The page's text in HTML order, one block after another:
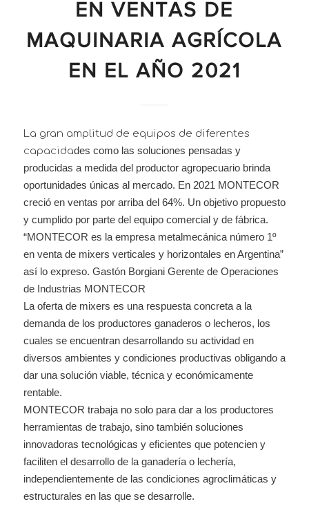
EN VENTAS DE
MAQUINARIA AGRÍCOLA
EN EL AÑO 2021
La gran amplitud de equipos de diferentes
capacidades como las soluciones pensadas y
producidas a medida del productor agropecuario brinda
oportunidades únicas al mercado. En 2021 MONTECOR
creció en ventas por arriba del 64%. Un objetivo propuesto
y cumplido por parte del equipo comercial y de fábrica.
“MONTECOR es la empresa metalmecánica número 1º
en venta de mixers verticales y horizontales en Argentina”
así lo expreso. Gastón Borgiani Gerente de Operaciones
de Industrias MONTECOR
La oferta de mixers es una respuesta concreta a la
demanda de los productores ganaderos o lecheros, los
cuales se encuentran desarrollando su actividad en
diversos ambientes y condiciones productivas obligando a
dar una solución viable, técnica y económicamente
rentable.
MONTECOR trabaja no solo para dar a los productores
herramientas de trabajo, sino también soluciones
innovadoras tecnológicas y eficientes que potencien y
faciliten el desarrollo de la ganadería o lechería,
independientemente de las condiciones agroclimáticas y
estructurales en las que se desarrolle.